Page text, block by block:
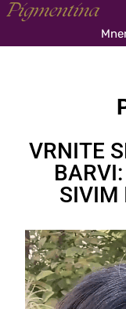
VRNITE
SIVIM